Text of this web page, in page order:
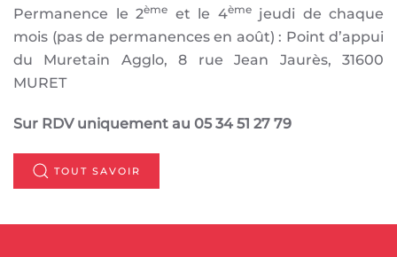
Permanence le 2ème et le 4èmejeudi de chaque
mois (pas de permanences en août) : Point d’appui
du Muretain Agglo, 8 rue Jean Jaurès, 31600
MURET
Sur RDV uniquement au 05 34 51 27 79
TOUT SAVOIR